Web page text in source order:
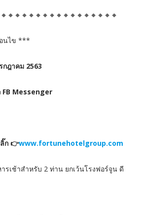
นไข ***
กฎาคม 2563
FB Messenger
ลิ๊ก 👉www.fortunehotelgroup.com
รเช้าสำหรับ 2 ท่าน ยกเว้นโรงฟอร์จูน ดี